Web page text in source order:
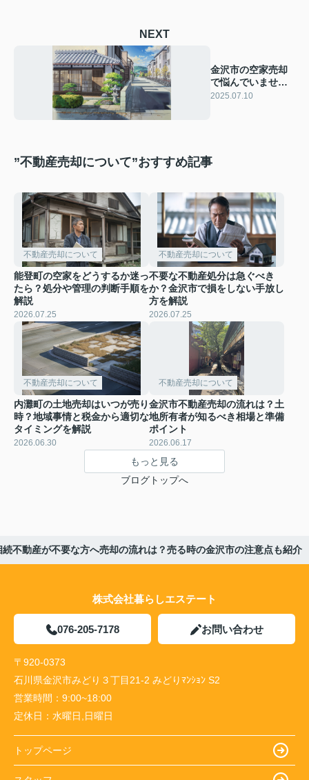
NEXT
金沢市の空家売却
で悩んでいません
か？査定の重要性
2025.07.10
”不動産売却について”おすすめ記事
不動産売却について
能登町の空家をどうするか迷っ
たら？処分や管理の判断手順を
解説
2026.07.25
不動産売却について
不要な不動産処分は急ぐべき
か？金沢市で損をしない手放し
方を解説
2026.07.25
不動産売却について
内灘町の土地売却はいつが売り
時？地域事情と税金から適切な
タイミングを解説
2026.06.30
不動産売却について
金沢市不動産売却の流れは？土
地所有者が知るべき相場と準備
ポイント
2026.06.17
もっと見る
ブログトップへ
続不動産が不要な方へ売却の流れは？売る時の金沢市の注意点も紹介
株式会社暮らしエステート
076-205-7178 お問い合わせ
〒920-0373
石川県金沢市みどり３丁目21-2 みどりﾏﾝｼｮﾝ S2
営業時間： 9:00~18:00
定休日： 水曜日,日曜日
トップページ